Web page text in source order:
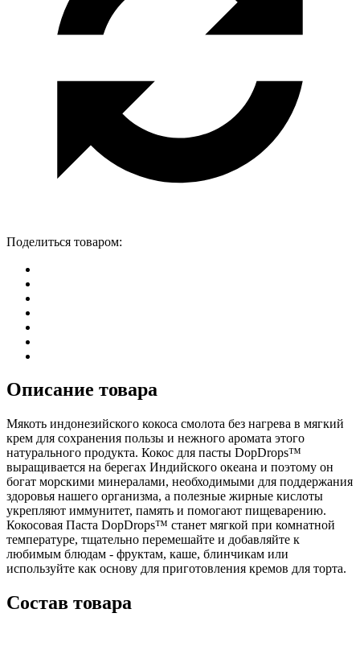
Поделиться товаром:
Описание товара
Мякоть индонезийского кокоса смолота без нагрева в мягкий
крем для сохранения пользы и нежного аромата этого
натурального продукта. Кокос для пасты DopDrops™
выращивается на берегах Индийского океана и поэтому он
богат морскими минералами, необходимыми для поддержания
здоровья нашего организма, а полезные жирные кислоты
укрепляют иммунитет, память и помогают пищеварению.
Кокосовая Паста DopDrops™ станет мягкой при комнатной
температуре, тщательно перемешайте и добавляйте к
любимым блюдам - фруктам, каше, блинчикам или
используйте как основу для приготовления кремов для торта.
Состав товара